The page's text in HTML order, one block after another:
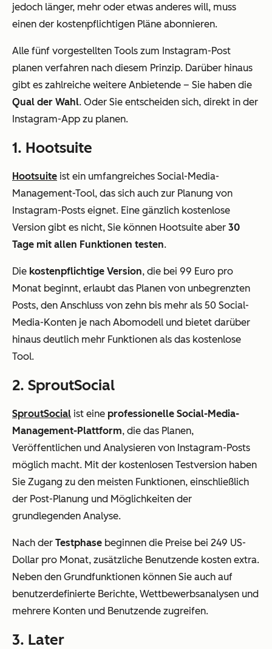
jedoch länger, mehr oder etwas anderes will, muss
einen der kostenpflichtigen Pläne abonnieren.
Alle fünf vorgestellten Tools zum Instagram-Post
planen verfahren nach diesem Prinzip. Darüber hinaus
gibt es zahlreiche weitere Anbietende – Sie haben die
Qual der Wahl. Oder Sie entscheiden sich, direkt in der
Instagram-App zu planen.
1. Hootsuite
Hootsuite ist ein umfangreiches Social-Media-
Management-Tool, das sich auch zur Planung von
Instagram-Posts eignet. Eine gänzlich kostenlose
Version gibt es nicht, Sie können Hootsuite aber 30
Tage mit allen Funktionen testen.
Die kostenpflichtige Version, die bei 99 Euro pro
Monat beginnt, erlaubt das Planen von unbegrenzten
Posts, den Anschluss von zehn bis mehr als 50 Social-
Media-Konten je nach Abomodell und bietet darüber
hinaus deutlich mehr Funktionen als das kostenlose
Tool.
2. SproutSocial
SproutSocial ist eine professionelle Social-Media-
Management-Plattform, die das Planen,
Veröffentlichen und Analysieren von Instagram-Posts
möglich macht. Mit der kostenlosen Testversion haben
Sie Zugang zu den meisten Funktionen, einschließlich
der Post-Planung und Möglichkeiten der
grundlegenden Analyse.
Nach der Testphase beginnen die Preise bei 249 US-
Dollar pro Monat, zusätzliche Benutzende kosten extra.
Neben den Grundfunktionen können Sie auch auf
benutzerdefinierte Berichte, Wettbewerbsanalysen und
mehrere Konten und Benutzende zugreifen.
3. Later